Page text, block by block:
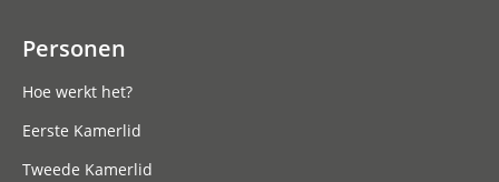
Personen
Hoe werkt het?
Eerste Kamerlid
Tweede Kamerlid